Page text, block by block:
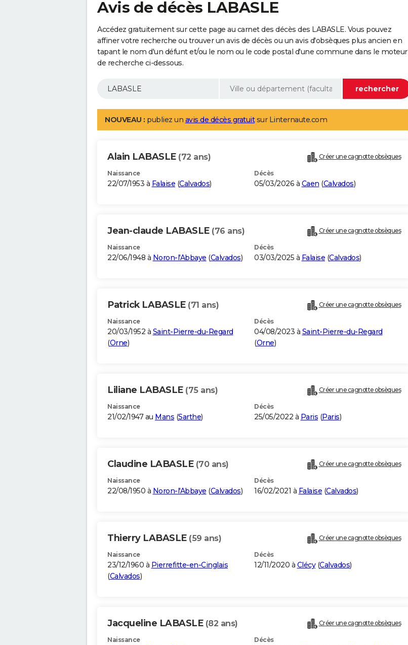
Avis de décès LABASLE
Accédez gratuitement sur cette page au carnet des décès des LABASLE. Vous pouvez
affiner votre recherche ou trouver un avis de décès ou un avis d'obsèques plus ancien en
tapant le nom d'un défunt et/ou le nom ou le code postal d'une commune dans le moteur
de recherche ci-dessous.
NOUVEAU : publiez un avis de décès gratuitsur Linternaute.com
Alain LABASLE (72 ans) Créer une cagnotte obsèques
Naissance
22/07/1953 à Falaise (Calvados)
Décès
05/03/2026 à Caen (Calvados)
Jean-claude LABASLE (76 ans) Créer une cagnotte obsèques
Naissance
22/06/1948 à Noron-l'Abbaye (Calvados)
Décès
03/03/2025 à Falaise (Calvados)
Patrick LABASLE (71 ans) Créer une cagnotte obsèques
Naissance
20/03/1952 à Saint-Pierre-du-Regard
(Orne)
Décès
04/08/2023 à Saint-Pierre-du-Regard
(Orne)
Liliane LABASLE (75 ans) Créer une cagnotte obsèques
Naissance
21/02/1947 au Mans (Sarthe)
Décès
25/05/2022 à Paris (Paris)
Claudine LABASLE (70 ans) Créer une cagnotte obsèques
Naissance
22/08/1950 à Noron-l'Abbaye (Calvados)
Décès
16/02/2021 à Falaise (Calvados)
Thierry LABASLE (59 ans) Créer une cagnotte obsèques
Naissance
23/12/1960 à Pierrefitte-en-Cinglais
(Calvados)
Décès
12/11/2020 à Clécy(Calvados)
Jacqueline LABASLE (82 ans) Créer une cagnotte obsèques
Naissance Décès